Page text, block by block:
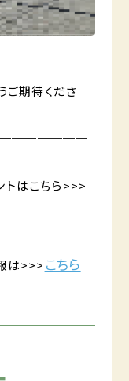
ご期待くださ
はこちら>>>
は>>> こちら